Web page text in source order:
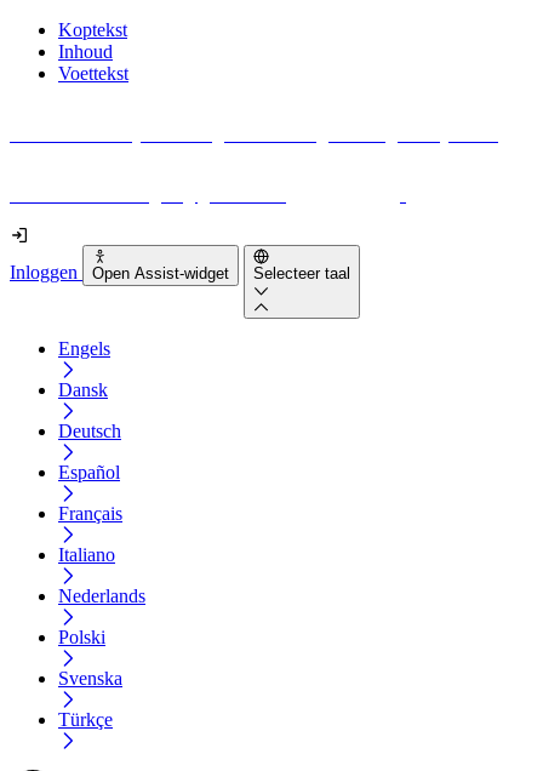
Koptekst
Inhoud
Voettekst
Inloggen Open Assist-widget Selecteer taal
Engels
Dansk
Deutsch
Español
Français
Italiano
Nederlands
Polski
Svenska
Türkçe